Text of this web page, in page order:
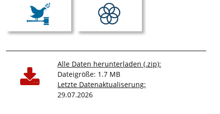
Alle Daten herunterladen (.zip):
Dateigröße: 1.7 MB
Letzte Datenaktualiserung:
29.07.2026